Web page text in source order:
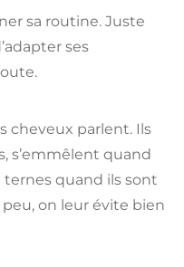
sa routine. Juste
ses
cheveux parlent. Ils
s’emmêlent quand
ternes quand ils sont
on leur évite bien